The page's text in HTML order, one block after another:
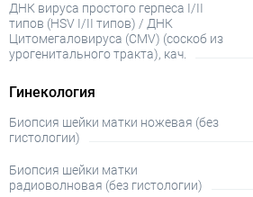
ДНК вируса простого герпеса I/II
типов (HSV I/II типов) / ДНК
Цитомегаловируса (CMV) (соскоб из
урогенитального тракта), кач.
Гинекология
Биопсия шейки матки ножевая (без
гистологии)
Биопсия шейки матки
радиоволновая (без гистологии)